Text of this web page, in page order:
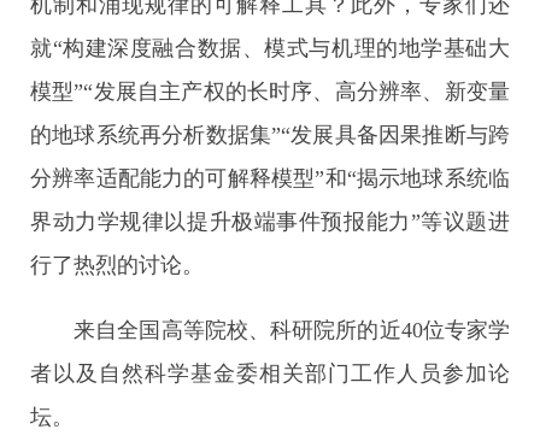
机制和涌现规律的可解释工具？此外，专家们还
就“构建深度融合数据、模式与机理的地学基础大
模型”“发展自主产权的长时序、高分辨率、新变量
的地球系统再分析数据集”“发展具备因果推断与跨
分辨率适配能力的可解释模型”和“揭示地球系统临
界动力学规律以提升极端事件预报能力”等议题进
行了热烈的讨论。
来自全国高等院校、科研院所的近40位专家学
者以及自然科学基金委相关部门工作人员参加论
坛。